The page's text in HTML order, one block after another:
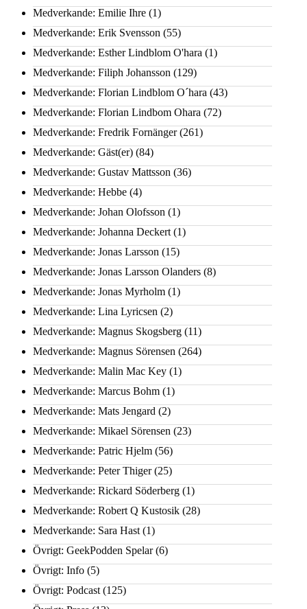
Medverkande: Emilie Ihre (1)
Medverkande: Erik Svensson (55)
Medverkande: Esther Lindblom O'hara (1)
Medverkande: Filiph Johansson (129)
Medverkande: Florian Lindblom O´hara (43)
Medverkande: Florian Lindbom Ohara (72)
Medverkande: Fredrik Fornänger(261)
Medverkande: Gäst(er) (84)
Medverkande: Gustav Mattsson (36)
Medverkande: Hebbe (4)
Medverkande: Johan Olofsson (1)
Medverkande: Johanna Deckert (1)
Medverkande: Jonas Larsson (15)
Medverkande: Jonas Larsson Olanders (8)
Medverkande: Jonas Myrholm (1)
Medverkande: Lina Lyricsen (2)
Medverkande: Magnus Skogsberg (11)
Medverkande: Magnus Sörensen (264)
Medverkande: Malin Mac Key (1)
Medverkande: Marcus Bohm (1)
Medverkande: Mats Jengard (2)
Medverkande: Mikael Sörensen (23)
Medverkande: Patric Hjelm (56)
Medverkande: Peter Thiger(25)
Medverkande: Rickard Söderberg (1)
Medverkande: Robert Q Kustosik (28)
Medverkande: Sara Hast (1)
Övrigt: GeekPodden Spelar(6)
Övrigt: Info (5)
Övrigt: Podcast (125)